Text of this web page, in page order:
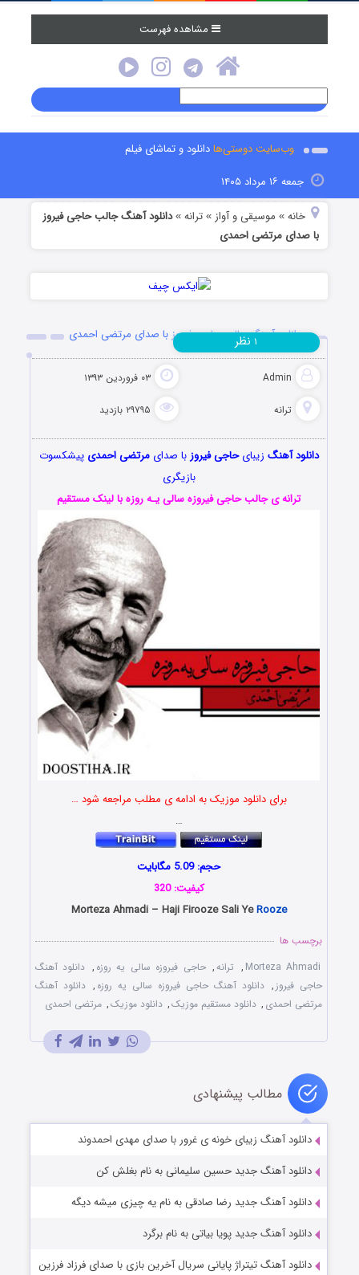
مشاهده فهرست
وب‌سایت دوستی‌هادانلود و تماشای فیلم
جمعه ۱۶ مرداد ۱۴۰۵
خانه » موسیقی و آواز »ترانه »دانلود آهنگ جالب حاجی فیروز
با صدای مرتضی احمدی
دانلود آهنگ جالب حاجی فیروز با صدای مرتضی احمدی
Admin ۰۳ فروردین ۱۳۹۳
ترانه ۲۹۷۹۵ بازدید
۱ نظر
دانلود آهنگ زیبایحاجی فیروز با صدایمرتضی احمدی پیشکسوت
بازیگری
ترانه ی جالب حاجی فیروزه سالی یـه روزه با لینک مستقیم
برای دانلود موزیک به ادامه ی مطلب مراجعه شود …
…
حجم: 5.09 مگابایت
کیفیت: 320
Morteza Ahmadi – Haji Firooze Sali YeRooze
برچسب ها
Morteza Ahmadi
, ترانه, حاجی فیروزه سالی یه روزه , دانلود آهنگ
حاجی فیروز , دانلود آهنگ حاجی فیروزه سالی یه روزه , دانلود آهنگ
مرتضی احمدی , دانلود مستقیم موزیک, دانلود موزیک, مرتضی احمدی
مطالب پیشنهادی
دانلود آهنگ زیبای خونه ی غرور با صدای مهدی احمدوند
دانلود آهنگ جدید حسین سلیمانی به نام بغلش کن
دانلود آهنگ جدید رضا صادقی به نام یه چیزی میشه دیگه
دانلود آهنگ جدید پویا بیاتی به نام برگرد
دانلود آهنگ تیتراژ پایانی سریال آخرین بازی با صدای فرزاد فرزین